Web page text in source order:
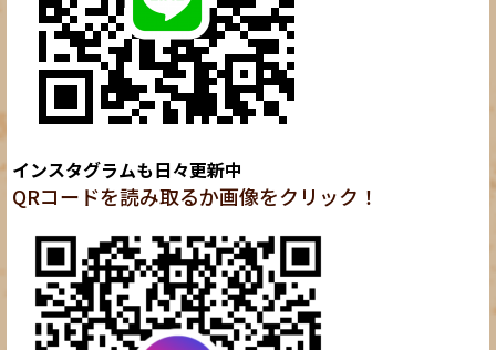
インスタグラムも日々更新中
QRコードを読み取るか画像をクリック！